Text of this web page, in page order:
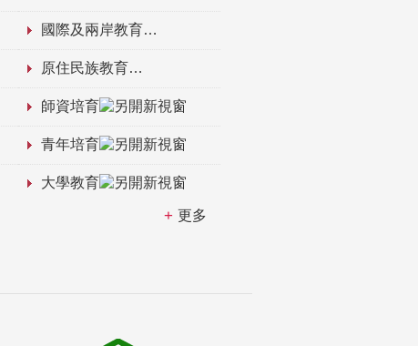
國際及兩岸教育
原住民族教育
師資培育
青年培育
大學教育
更多